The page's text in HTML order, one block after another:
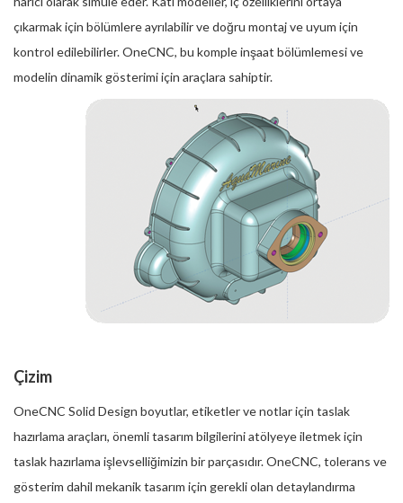
çıkarmak için bölümlere ayrılabilir ve doğru montaj ve uyum için
kontrol edilebilirler. OneCNC, bu komple inşaat bölümlemesi ve
modelin dinamik gösterimi için araçlara sahiptir.
Çizim
OneCNC Solid Design boyutlar, etiketler ve notlar için taslak
hazırlama araçları, önemli tasarım bilgilerini atölyeye iletmek için
taslak hazırlama işlevselliğimizin bir parçasıdır. OneCNC, tolerans ve
gösterim dahil mekanik tasarım için gerekli olan detaylandırma